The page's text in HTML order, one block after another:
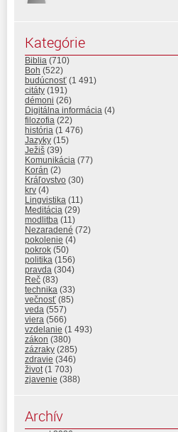
Kategórie
Biblia (710)
Boh (522)
budúcnosť (1 491)
citáty (191)
démoni (26)
Digitálna informácia (4)
filozofia (22)
história (1 476)
Jazyky (15)
Ježiš (39)
Komunikácia (77)
Korán (2)
Kráľovstvo (30)
krv (4)
Lingvistika (11)
Meditácia (29)
modlitba (11)
Nezaradené (72)
pokolenie (4)
pokrok (50)
politika (156)
pravda (304)
Reč (83)
technika (33)
večnosť (85)
veda (557)
viera (566)
vzdelanie (1 493)
zákon (380)
zázraky (285)
zdravie (346)
život(1 703)
zjavenie (388)
Archív